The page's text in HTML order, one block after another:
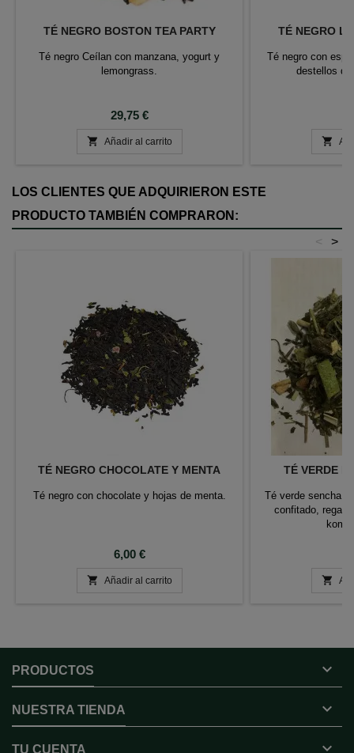
TÉ NEGRO BOSTON TEA PARTY
Té negro Ceílan con manzana, yogurt y
lemongrass.
Precio
29,75 €
 Añadir al carrito
TÉ NEGRO
Té negro con
destellos

LOS CLIENTES QUE ADQUIRIERON ESTE
PRODUCTO TAMBIÉN COMPRARON:
>
<
TÉ NEGRO CHOCOLATE Y MENTA
Té negro con chocolate y hojas de menta.
Precio
6,00 €
 Añadir al carrito
TÉ VERDE
Té verde sencha,
confitado,

PRODUCTOS 
NUESTRA TIENDA 
TU CUENTA 